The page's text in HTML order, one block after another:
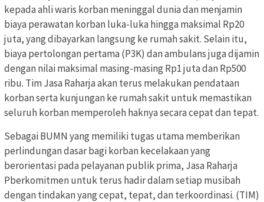
kepada ahli waris korban meninggal dunia dan menjamin
biaya perawatan korban luka-luka hingga maksimal Rp20
juta, yang dibayarkan langsung ke rumah sakit. Selain itu,
biaya pertolongan pertama (P3K) dan ambulans juga dijamin
dengan nilai maksimal masing-masing Rp1 juta dan Rp500
ribu. Tim Jasa Raharja akan terus melakukan pendataan
korban serta kunjungan ke rumah sakit untuk memastikan
seluruh korban memperoleh haknya secara cepat dan tepat.
Sebagai BUMN yang memiliki tugas utama memberikan
perlindungan dasar bagi korban kecelakaan yang
berorientasi pada pelayanan publik prima, Jasa Raharja
Pberkomitmen untuk terus hadir dalam setiap musibah
dengan tindakan yang cepat, tepat, dan terkoordinasi. (TIM)